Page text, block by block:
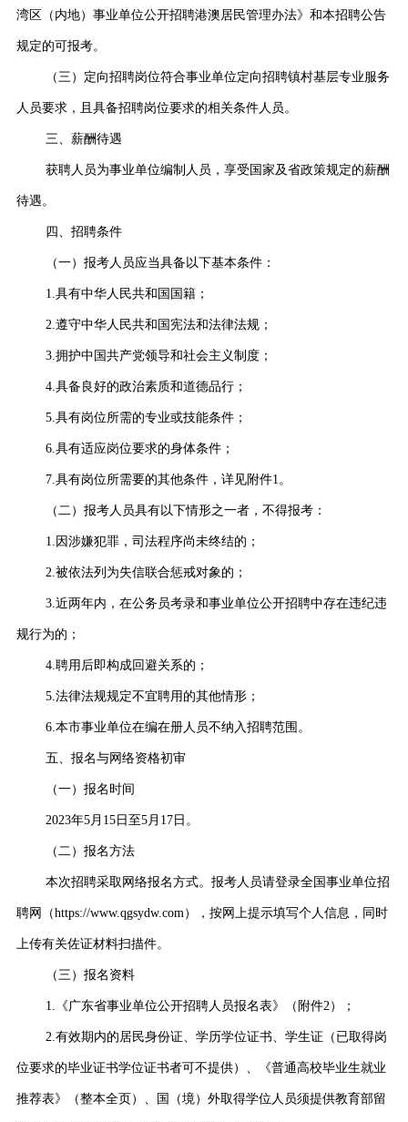
湾区（内地）事业单位公开招聘港澳居民管理办法》和本招聘公告
规定的可报考。
（三）定向招聘岗位符合事业单位定向招聘镇村基层专业服务
人员要求，且具备招聘岗位要求的相关条件人员。
三、薪酬待遇
获聘人员为事业单位编制人员，享受国家及省政策规定的薪酬
待遇。
四、招聘条件
（一）报考人员应当具备以下基本条件：
1.具有中华人民共和国国籍；
2.遵守中华人民共和国宪法和法律法规；
3.拥护中国共产党领导和社会主义制度；
4.具备良好的政治素质和道德品行；
5.具有岗位所需的专业或技能条件；
6.具有适应岗位要求的身体条件；
7.具有岗位所需要的其他条件，详见附件1。
（二）报考人员具有以下情形之一者，不得报考：
1.因涉嫌犯罪，司法程序尚未终结的；
2.被依法列为失信联合惩戒对象的；
3.近两年内，在公务员考录和事业单位公开招聘中存在违纪违
规行为的；
4.聘用后即构成回避关系的；
5.法律法规规定不宜聘用的其他情形；
6.本市事业单位在编在册人员不纳入招聘范围。
五、报名与网络资格初审
（一）报名时间
2023年5月15日至5月17日。
（二）报名方法
本次招聘采取网络报名方式。报考人员请登录全国事业单位招
聘网（https://www.qgsydw.com），按网上提示填写个人信息，同时
上传有关佐证材料扫描件。
（三）报名资料
1.《广东省事业单位公开招聘人员报名表》（附件2）；
2.有效期内的居民身份证、学历学位证书、学生证（已取得岗
位要求的毕业证书学位证书者可不提供）、《普通高校毕业生就业
推荐表》（整本全页）、国（境）外取得学位人员须提供教育部留